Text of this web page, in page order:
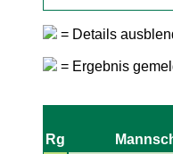
= Details
= Ergebnis
Rg